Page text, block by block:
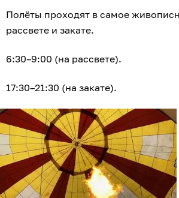
Полёты проходят в самое
рассвете и закате.
6:30–9:00 (на рассвете).
17:30–21:30 (на закате).